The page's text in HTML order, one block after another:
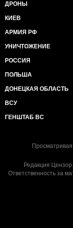
ДРОНЫ
КИЕВ
АРМИЯ РФ
УНИЧТОЖЕНИЕ
РОССИЯ
ПОЛЬША
ДОНЕЦКАЯ ОБЛАСТЬ
ВСУ
ГЕНШТАБ ВС
Редакция
Ответственность за